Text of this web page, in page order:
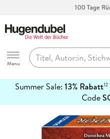
Abholung in
Hugendubel
Menu
Summer Sale: 13% Rabatt12
Code
erfahren